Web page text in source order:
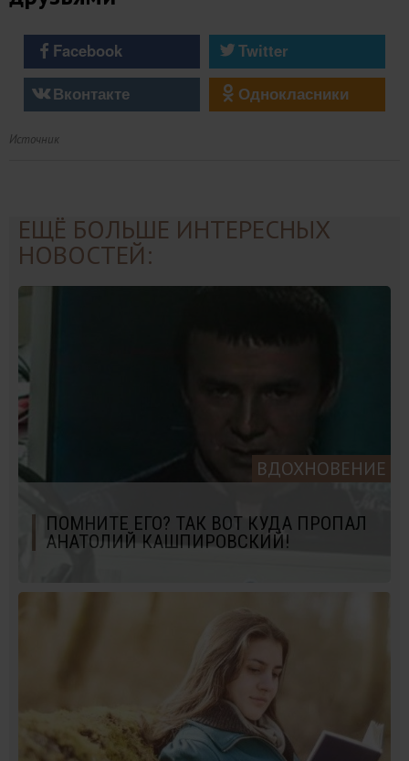
Facebook
Twitter
Вконтакте
Однокласники
Источник
ЕЩЁ БОЛЬШЕ ИНТЕРЕСНЫХ
НОВОСТЕЙ:
ВДОХНОВЕНИЕ
ПОМНИТЕ ЕГО? ТАК ВОТ КУДА ПРОПАЛ
АНАТОЛИЙ КАШПИРОВСКИЙ!